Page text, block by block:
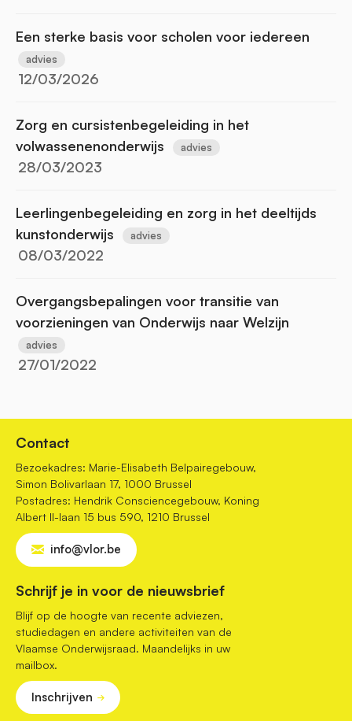
Een sterke basis voor scholen voor iedereen
advies
12/03/2026
Zorg en cursistenbegeleiding in het
volwassenenonderwijs
advies
28/03/2023
Leerlingenbegeleiding en zorg in het deeltijds
kunstonderwijs
advies
08/03/2022
Overgangsbepalingen voor transitie van
voorzieningen van Onderwijs naar Welzijn
advies
27/01/2022
Contact
Bezoekadres: Marie-Elisabeth Belpairegebouw,
Simon Bolivarlaan 17, 1000 Brussel
Postadres: Hendrik Consciencegebouw, Koning
Albert II-laan 15 bus 590, 1210 Brussel
info@vlor.be
Schrijf je in voor de nieuwsbrief
Blijf op de hoogte van recente adviezen,
studiedagen en andere activiteiten van de
Vlaamse Onderwijsraad. Maandelijks in uw
mailbox.
Inschrijven